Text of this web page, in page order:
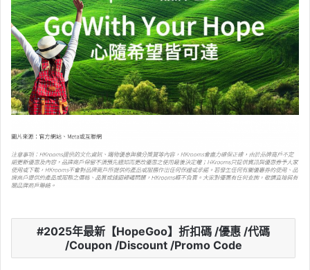
2025年最新【HopeGoo】折扣碼 /優惠 /代碼
/Coupon /Discount /Promo Code